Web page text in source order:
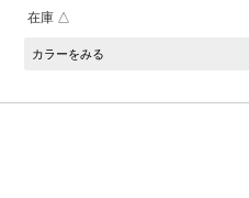
在庫 △
カラーをみる